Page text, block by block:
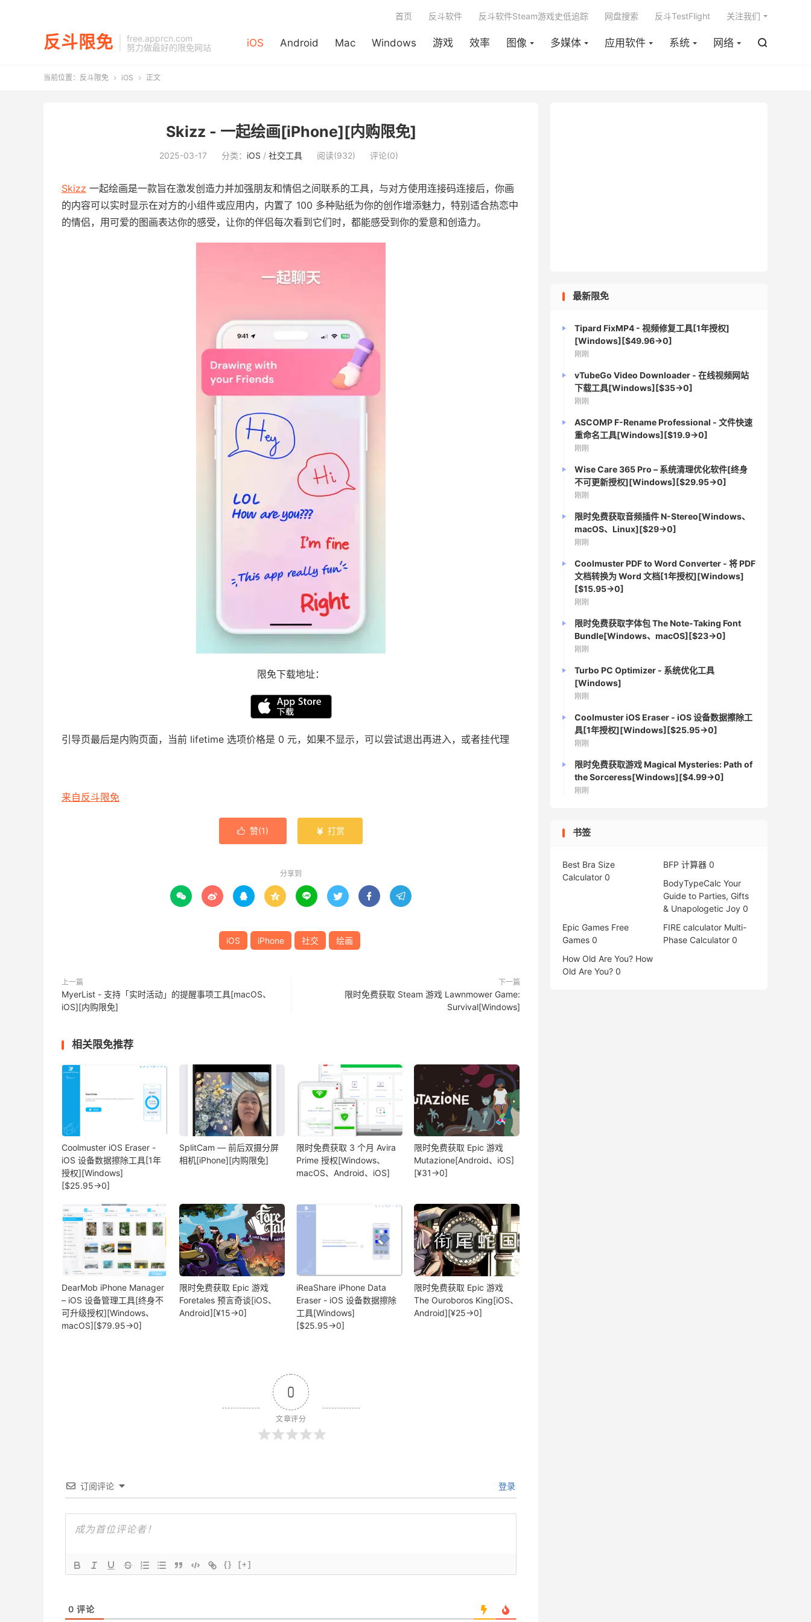
反斗限免
free.apprcn.com
努力做最好的限免网站
iOS Android Mac Windows 游戏 效率 图像 多媒体 应用软件 系统 网络 
首页 反斗软件 反斗软件Steam游戏史低追踪 网盘搜索 反斗TestFlight 关注我们
当前位置： 反斗限免  iOS  正文
Skizz - 一起绘画[iPhone][内购限免]
2025-03-17 分类： iOS / 社交工具 阅读(932) 评论(0)
Skizz 一起绘画是一款旨在激发创造力并加强朋友和情侣之间联系的工具，与对方使用连接码连接后，你画
的内容可以实时显示在对方的小组件或应用内，内置了 100 多种贴纸为你的创作增添魅力，特别适合热恋中
的情侣，用可爱的图画表达你的感受，让你的伴侣每次看到它们时，都能感受到你的爱意和创造力。
限免下载地址：
引导页最后是内购页面，当前 lifetime 选项价格是 0 元，如果不显示，可以尝试退出再进入，或者挂代理
来自反斗限免
 赞(1)  打赏
分享到
       
iOS iPhone 社交 绘画
上一篇
MyerList - 支持「实时活动」的提醒事项工具[macOS、
iOS][内购限免]
下一篇
限时免费获取 Steam 游戏 Lawnmower Game:
Survival[Windows]
相关限免推荐
Coolmuster iOS Eraser -
iOS 设备数据擦除工具[1年
授权][Windows]
[$25.95→0]
SplitCam — 前后双摄分屏
相机[iPhone][内购限免]
限时免费获取 3 个月 Avira
Prime 授权[Windows、
macOS、Android、iOS]
限时免费获取 Epic 游戏
Mutazione[Android、iOS]
[¥31→0]
DearMob iPhone Manager
– iOS 设备管理工具[终身不
可升级授权][Windows、
macOS][$79.95→0]
限时免费获取 Epic 游戏
Foretales 预言奇谈[iOS、
Android][¥15→0]
iReaShare iPhone Data
Eraser - iOS 设备数据擦除
工具[Windows]
[$25.95→0]
限时免费获取 Epic 游戏
The Ouroboros King[iOS、
Android][¥25→0]
0
文章评分
订阅评论 登录
{} [+]
0 评论
最新限免
Tipard FixMP4 - 视频修复工具[1年授权]
[Windows][$49.96→0]
刚刚
vTubeGo Video Downloader - 在线视频网站
下载工具[Windows][$35→0]
刚刚
ASCOMP F-Rename Professional - 文件快速
重命名工具[Windows][$19.9→0]
刚刚
Wise Care 365 Pro – 系统清理优化软件[终身
不可更新授权][Windows][$29.95→0]
刚刚
限时免费获取音频插件 N-Stereo[Windows、
macOS、Linux][$29→0]
刚刚
Coolmuster PDF to Word Converter - 将 PDF
文档转换为 Word 文档[1年授权][Windows]
[$15.95→0]
刚刚
限时免费获取字体包 The Note-Taking Font
Bundle[Windows、macOS][$23→0]
刚刚
Turbo PC Optimizer - 系统优化工具
[Windows]
刚刚
Coolmuster iOS Eraser - iOS 设备数据擦除工
具[1年授权][Windows][$25.95→0]
刚刚
限时免费获取游戏 Magical Mysteries: Path of
the Sorceress[Windows][$4.99→0]
刚刚
书签
Best Bra Size
Calculator 0
BFP 计算器 0
BodyTypeCalc Your
Guide to Parties, Gifts
& Unapologetic Joy 0
Epic Games Free
Games 0
FIRE calculator Multi-
Phase Calculator 0
How Old Are You? How
Old Are You? 0